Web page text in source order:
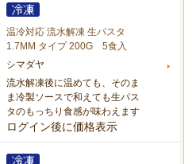
温冷対応 流水解凍 生パスタ
1.7MM タイプ 200G 5食入
シマダヤ
流水解凍後に温めても、そのま
ま冷製ソースで和えても生パス
タのもっちり食感が味わえます
ログイン後に価格表示